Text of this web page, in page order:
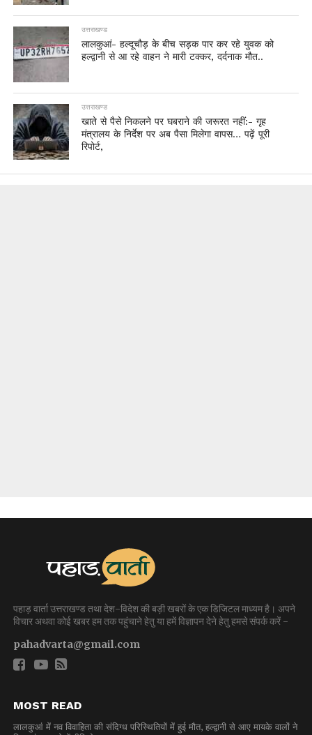
उत्तराखण्ड
लालकुआं- हल्दूचौड़ के बीच सड़क पार कर रहे युवक को
हल्द्वानी से आ रहे वाहन ने मारी टक्कर, दर्दनाक मौत..
उत्तराखण्ड
खाते से पैसे निकलने पर घबराने की जरूरत नहीं:- गृह
मंत्रालय के निर्देश पर अब पैसा मिलेगा वापस… पढ़ें पूरी
रिपोर्ट,
पहाड़ वार्ता उत्तराखण्ड तथा देश-विदेश की बड़ी खबरों के एक डिजिटल माध्यम है। अपने
विचार अथवा कोई खबर हम तक पहुंचाने हेतु या हमें विज्ञापन देने हेतु हमसे संपर्क करें -
pahadvarta@gmail.com
MOST READ
लालकुआं में नव विवाहिता की संदिग्ध परिस्थितियों में हुई मौत, हल्द्वानी से आए मायके वालों ने